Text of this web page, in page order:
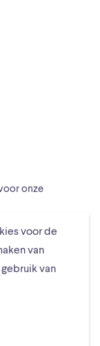
voor de
van
van
onze
opgeslagen